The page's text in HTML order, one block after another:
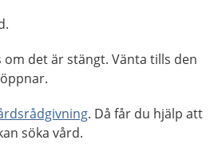
det är stängt. Vänta tills den
. Då får du hjälp att
söka vård.